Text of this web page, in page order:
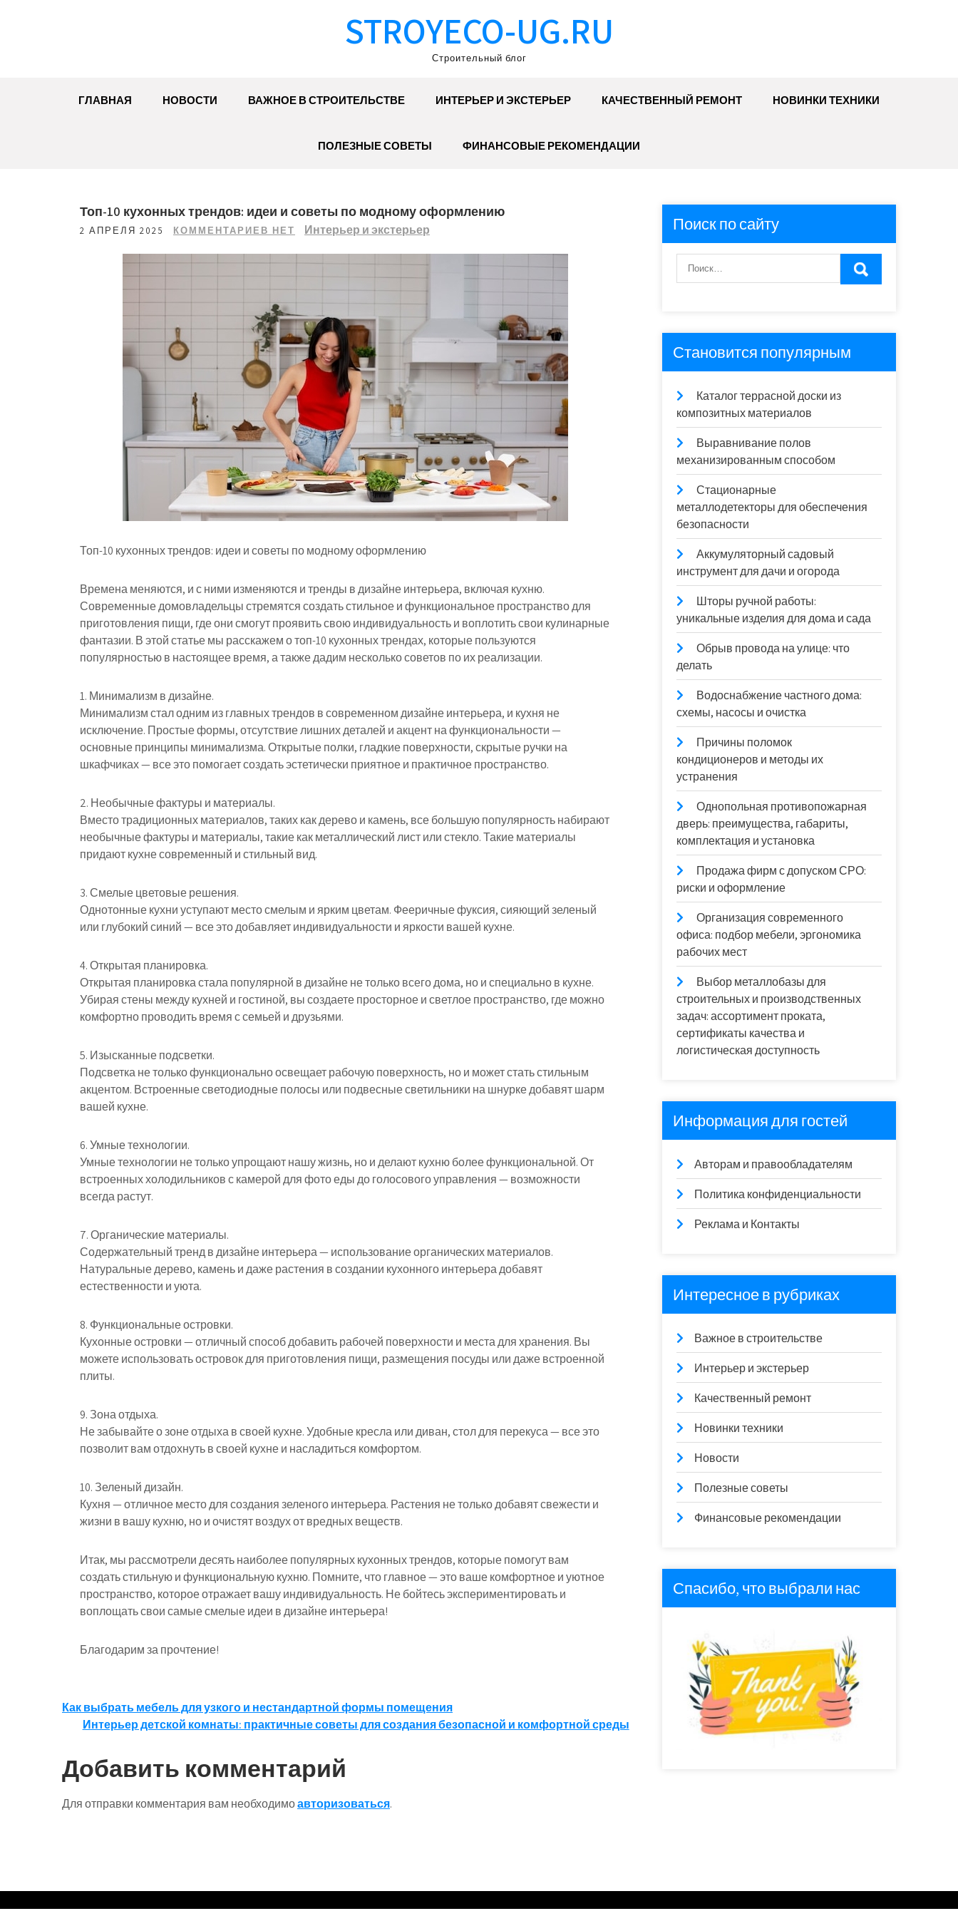
STROYECO-UG.RU
Строительный блог
ГЛАВНАЯ НОВОСТИ ВАЖНОЕ В СТРОИТЕЛЬСТВЕ ИНТЕРЬЕР И ЭКСТЕРЬЕР КАЧЕСТВЕННЫЙ РЕМОНТ НОВИНКИ ТЕХНИКИ
ПОЛЕЗНЫЕ СОВЕТЫ ФИНАНСОВЫЕ РЕКОМЕНДАЦИИ
Топ-10 кухонных трендов: идеи и советы по модному оформлению
2 АПРЕЛЯ 2025 КОММЕНТАРИЕВ НЕТ Интерьер и экстерьер
Топ-10 кухонных трендов: идеи и советы по модному оформлению
Времена меняются, и с ними изменяются и тренды в дизайне интерьера, включая кухню.
Современные домовладельцы стремятся создать стильное и функциональное пространство для
приготовления пищи, где они смогут проявить свою индивидуальность и воплотить свои кулинарные
фантазии. В этой статье мы расскажем о топ-10 кухонных трендах, которые пользуются
популярностью в настоящее время, а также дадим несколько советов по их реализации.
1. Минимализм в дизайне.
Минимализм стал одним из главных трендов в современном дизайне интерьера, и кухня не
исключение. Простые формы, отсутствие лишних деталей и акцент на функциональности —
основные принципы минимализма. Открытые полки, гладкие поверхности, скрытые ручки на
шкафчиках — все это помогает создать эстетически приятное и практичное пространство.
2. Необычные фактуры и материалы.
Вместо традиционных материалов, таких как дерево и камень, все большую популярность набирают
необычные фактуры и материалы, такие как металлический лист или стекло. Такие материалы
придают кухне современный и стильный вид.
3. Смелые цветовые решения.
Однотонные кухни уступают место смелым и ярким цветам. Фееричные фуксия, сияющий зеленый
или глубокий синий — все это добавляет индивидуальности и яркости вашей кухне.
4. Открытая планировка.
Открытая планировка стала популярной в дизайне не только всего дома, но и специально в кухне.
Убирая стены между кухней и гостиной, вы создаете просторное и светлое пространство, где можно
комфортно проводить время с семьей и друзьями.
5. Изысканные подсветки.
Подсветка не только функционально освещает рабочую поверхность, но и может стать стильным
акцентом. Встроенные светодиодные полосы или подвесные светильники на шнурке добавят шарм
вашей кухне.
6. Умные технологии.
Умные технологии не только упрощают нашу жизнь, но и делают кухню более функциональной. От
встроенных холодильников с камерой для фото еды до голосового управления — возможности
всегда растут.
7. Органические материалы.
Содержательный тренд в дизайне интерьера — использование органических материалов.
Натуральные дерево, камень и даже растения в создании кухонного интерьера добавят
естественности и уюта.
8. Функциональные островки.
Кухонные островки — отличный способ добавить рабочей поверхности и места для хранения. Вы
можете использовать островок для приготовления пищи, размещения посуды или даже встроенной
плиты.
9. Зона отдыха.
Не забывайте о зоне отдыха в своей кухне. Удобные кресла или диван, стол для перекуса — все это
позволит вам отдохнуть в своей кухне и насладиться комфортом.
10. Зеленый дизайн.
Кухня — отличное место для создания зеленого интерьера. Растения не только добавят свежести и
жизни в вашу кухню, но и очистят воздух от вредных веществ.
Итак, мы рассмотрели десять наиболее популярных кухонных трендов, которые помогут вам
создать стильную и функциональную кухню. Помните, что главное — это ваше комфортное и уютное
пространство, которое отражает вашу индивидуальность. Не бойтесь экспериментировать и
воплощать свои самые смелые идеи в дизайне интерьера!
Благодарим за прочтение!
Навигация
по
записям
Как выбрать мебель для узкого и нестандартной формы помещения
Интерьер детской комнаты: практичные советы для создания безопасной и комфортной среды
Добавить комментарий
Для отправки комментария вам необходимоавторизоваться.
Поиск по сайту
Становится популярным
Каталог террасной доски из
композитных материалов
Выравнивание полов
механизированным способом
Стационарные
металлодетекторы для обеспечения
безопасности
Аккумуляторный садовый
инструмент для дачи и огорода
Шторы ручной работы:
уникальные изделия для дома и сада
Обрыв провода на улице: что
делать
Водоснабжение частного дома:
схемы, насосы и очистка
Причины поломок
кондиционеров и методы их
устранения
Однопольная противопожарная
дверь: преимущества, габариты,
комплектация и установка
Продажа фирм с допуском СРО:
риски и оформление
Организация современного
офиса: подбор мебели, эргономика
рабочих мест
Выбор металлобазы для
строительных и производственных
задач: ассортимент проката,
сертификаты качества и
логистическая доступность
Информация для гостей
Авторам и правообладателям
Политика конфиденциальности
Реклама и Контакты
Интересное в рубриках
Важное в строительстве
Интерьер и экстерьер
Качественный ремонт
Новинки техники
Новости
Полезные советы
Финансовые рекомендации
Спасибо, что выбрали нас